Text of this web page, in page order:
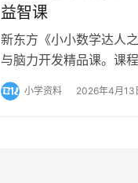
益智课
新东方《小小数学达人
与脑力开发精品课。课
魔方还原与数独解题两
小学资料 2026年4月13